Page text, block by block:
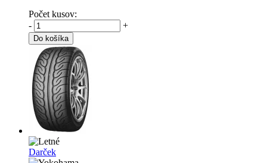
Počet kusov:
-
+
Do košíka
Darček